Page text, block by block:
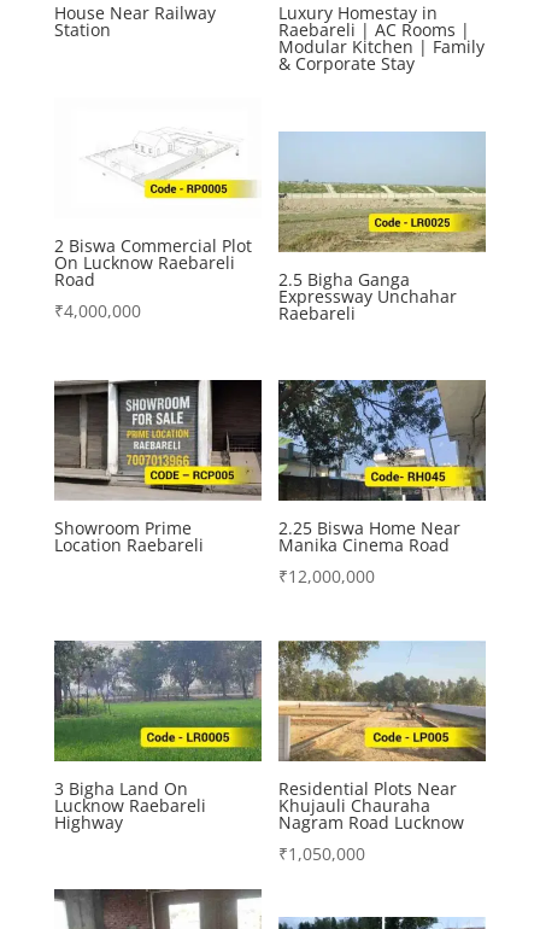
House Near Railway
Station
Luxury Homestay in
Raebareli | AC Rooms |
Modular Kitchen | Family
& Corporate Stay
2 Biswa Commercial Plot
On Lucknow Raebareli
Road
₹4,000,000
2.5 Bigha Ganga
Expressway Unchahar
Raebareli
Showroom Prime
Location Raebareli
2.25 Biswa Home Near
Manika Cinema Road
₹12,000,000
3 Bigha Land On
Lucknow Raebareli
Highway
Residential Plots Near
Khujauli Chauraha
Nagram Road Lucknow
₹1,050,000